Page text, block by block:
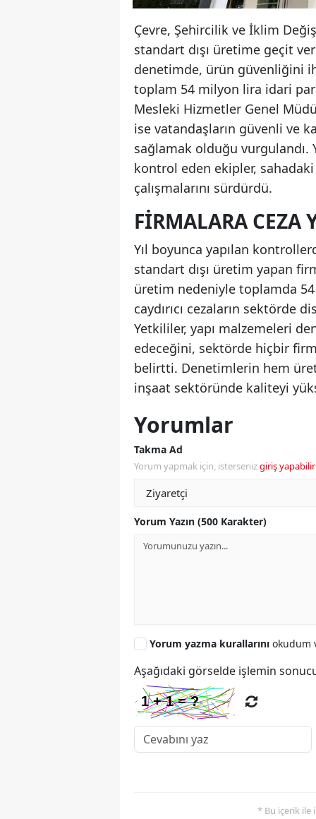
Çevre, Şehircilik ve İklim
standart dışı üretime geçit
denetimde, ürün güvenliğini
toplam 54 milyon lira idari
Mesleki Hizmetler Genel
ise vatandaşların güvenli ve
sağlamak olduğu
kontrol eden ekipler,
çalışmalarını sürdürdü.
FIRMALARA CEZA
Yıl boyunca yapılan
standart dışı üretim yapan
üretim nedeniyle toplamda
caydırıcı cezaların sektörde
Yetkililer, yapı malzemeleri
edeceğini, sektörde hiçbir
belirtti. Denetimlerin hem
inşaat sektöründe kaliteyi
Yorumlar
Takma Ad
Yorum yapmak için, istersenizgiriş yapabilir
Yorum Yazın (500 Karakter)
Yorum yazma kurallarını okudum
Aşağıdaki görselde işlemin
* Bu içerik ile